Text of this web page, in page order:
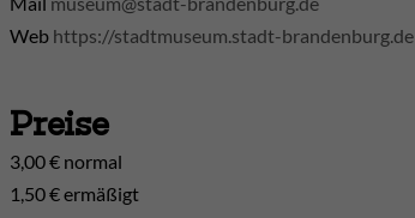
Web https://stadtmuseum.stadt-brandenburg.de
Preise
3,00 € normal
1,50 € ermäßigt